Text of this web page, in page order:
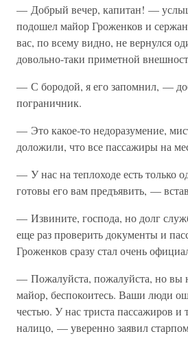
— Добрый вечер, капитан! —
подошел майор Гроженков и
вас, по всему видно, не вернулся
довольно-таки приметной
— С бородой, я его запомнил, —
пограничник.
— Это какое-то недоразумение,
доложили, что все пассажиры на
— У нас на теплоходе есть только
готовы его вам предъявить, —
— Извините, господа, но долг
еще раз проверить документы и
Гроженков сразу стал очень
— Пожалуйста, пожалуйста, но вы
майор, беспокоитесь. Ваши люди
честью. У нас триста пассажиров и
налицо, — уверенно заявил